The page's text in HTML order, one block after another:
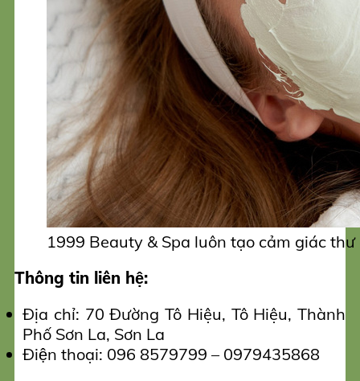
1999 Beauty & Spa luôn tạo cảm giác
Thông tin liên hệ:
Địa chỉ: 70 Đường Tô Hiệu, Tô Hiệu, Thành
Phố Sơn La, Sơn La
Điện thoại: 096 8579799 – 0979435868